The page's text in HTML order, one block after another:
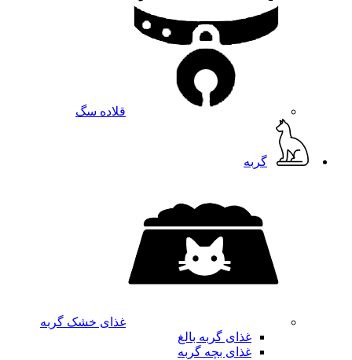
قلاده سگ
گربه
غذای خشک گربه
غذای گربه بالغ
غذای بچه گربه